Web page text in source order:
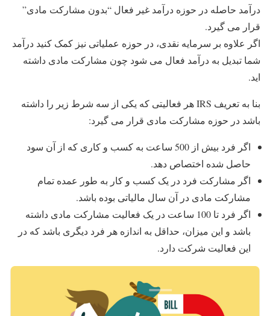
درآمد حاصله در حوزه درآمد غیر فعال “بدون مشارکت مادی”
قرار می گیرد.
اگر علاوه بر سرمایه نقدی، در حوزه عملیاتی نیز کمک کنید درآمد
شما تبدیل به درآمد فعال می شود چون مشارکت مادی داشته
اید.
بنا به تعریف IRS هر فعالیتی که یکی از سه شرط زیر را داشته
باشد در حوزه مشارکت مادی قرار می گیرد:
اگر فرد بیش از 500 ساعت به کسب و کاری که از آن سود
حاصل شده اختصاص دهد.
اگر مشارکت فرد در یک کسب و کار به طور عمده تمام
مشارکت مادی در آن سال مالیاتی بوده باشد.
اگر فرد تا 100 ساعت در یک فعالیت مشارکت مادی داشته
باشد و این میزان، حداقل به اندازه هر فرد دیگری باشد که در
این فعالیت شرکت دارد.